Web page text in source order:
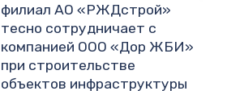
филиал АО «РЖДстрой»
тесно сотрудничает с
компанией ООО «Дор ЖБИ»
при строительстве
объектов инфраструктуры